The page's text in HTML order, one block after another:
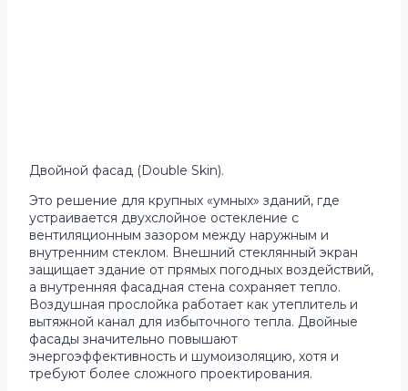
Двойной фасад (Double Skin).
Это решение для крупных «умных» зданий, где
устраивается двухслойное остекление с
вентиляционным зазором между наружным и
внутренним стеклом. Внешний стеклянный экран
защищает здание от прямых погодных воздействий,
а внутренняя фасадная стена сохраняет тепло.
Воздушная прослойка работает как утеплитель и
вытяжной канал для избыточного тепла. Двойные
фасады значительно повышают
энергоэффективность и шумоизоляцию, хотя и
требуют более сложного проектирования.